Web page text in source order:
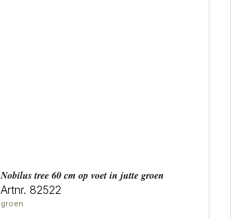
Nobilus tree 60 cm op voet in jutte groen
Artnr. 82522
groen